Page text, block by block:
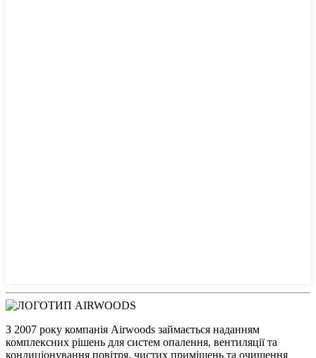
З 2007 року компанія Airwoods займається наданням
комплексних рішень для систем опалення, вентиляції та
кондиціонування повітря, чистих приміщень та очищення